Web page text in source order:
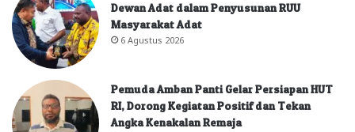
Dewan Adat dalam Penyusunan RUU
Masyarakat Adat
6 Agustus 2026
Pemuda Amban Panti Gelar Persiapan HUT
RI, Dorong Kegiatan Positif dan Tekan
Angka Kenakalan Remaja